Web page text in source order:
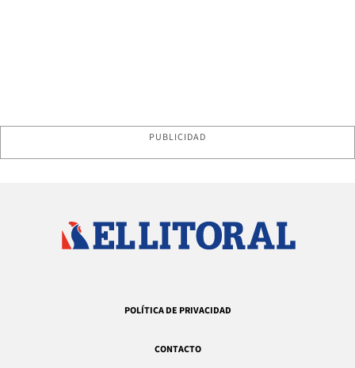
PUBLICIDAD
POLÍTICA DE PRIVACIDAD
CONTACTO